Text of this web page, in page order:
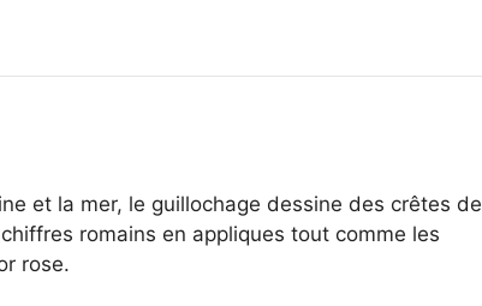
et la mer, le guillochage dessine des crêtes de
romains en appliques tout comme les
rose.